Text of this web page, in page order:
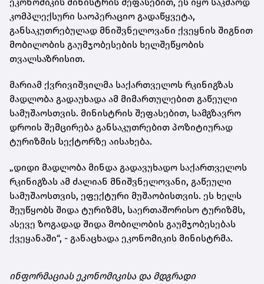
ეკონომიკის მინისტრის შეფასებით, ეს იყო საკმაოდ
კომპლექსური საოპერაციო გადაწყვეტა,
განსაკუთრებულად მნიშვნელოვანი ქვეყნის შიგნით
მობილობის გაუმჯობესების ხელშეწყობის
თვალსაზრისით.
მარიამ ქვრივიშვილმა საქართველოს რკინიგზას
მადლობა გადაუხადა ამ მიმართულებით გაწეული
სამუშაოსთვის. მინისტრის შეფასებით, სამგზავრო
დროის შემცირება განსაკუთრებით პოზიტიურად
ტურიზმის სექტორზე აისახება.
„დიდი მადლობა მინდა გადავუხადო საქართველოს
რკინიგზას ამ ძალიან მნიშვნელოვანი, გაწეული
სამუშაოსთვის, ეფექტური მუშაობისთვის. ეს ხელს
შეუწყობს შიდა ტურიზმს, საერთაშორისო ტურიზმს,
ასევე ზოგადად შიდა მობილობის გაუმჯობესებას
ქვეყანაში“, - განაცხადა ეკონომიკის მინისტრმა.
ინფორმაციას ეკონომიკისა და მდგრადი